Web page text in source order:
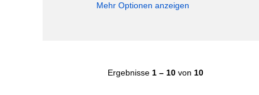
Mehr Optionen anzeigen
Ergebnisse 1 – 10 von 10